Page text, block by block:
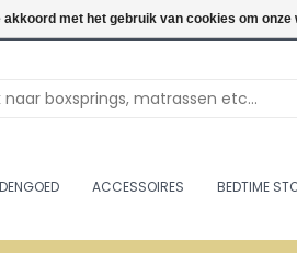
ACCESSOIRES BEDTIME
akkoord met het gebruik van cookies om